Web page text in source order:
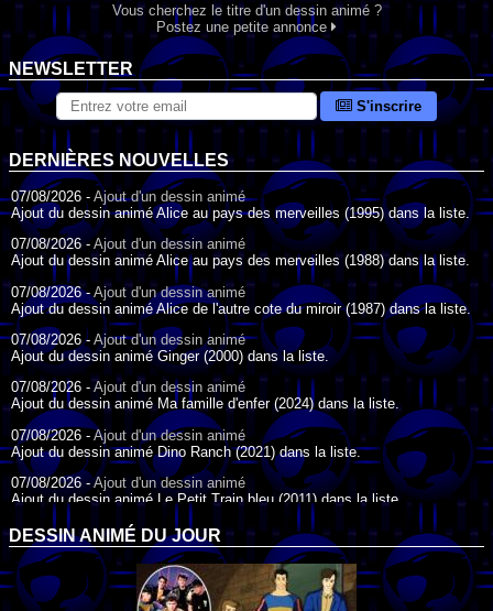
Vous cherchez le titre d'un dessin animé ?
Postez une petite annonce
NEWSLETTER
S'inscrire
DERNIÈRES NOUVELLES
07/08/2026 - Ajout d'un dessin animé
Ajout du dessin animé Alice au pays des merveilles (1995) dans la liste.
07/08/2026 -Ajout d'un dessin animé
Ajout du dessin animé Alice au pays des merveilles (1988) dans la liste.
07/08/2026 -Ajout d'un dessin animé
Ajout du dessin animé Alice de l'autre cote du miroir (1987) dans la liste.
07/08/2026 - Ajout d'un dessin animé
Ajout du dessin animé Ginger (2000) dans la liste.
07/08/2026 - Ajout d'un dessin animé
Ajout du dessin animé Ma famille d'enfer (2024) dans la liste.
07/08/2026 -Ajout d'un dessin animé
Ajout du dessin animé Dino Ranch (2021) dans la liste.
07/08/2026 -Ajout d'un dessin animé
Ajout du dessin animé Le Petit Train bleu (2011) dans la liste.
07/08/2026 -Ajout d'un dessin animé
Ajout du dessin animé Agent Spécial Oso (2009) dans la liste.
17/07/2026 -
Ajout d'un dessin animé
Ajout du dessin animé Peter Pan (1988) dans la liste.
DESSIN ANIMÉ DU JOUR